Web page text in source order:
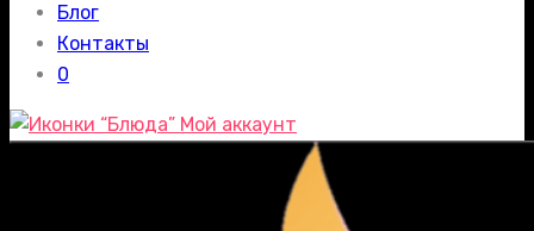
Блог
Контакты
0
Мой аккаунт